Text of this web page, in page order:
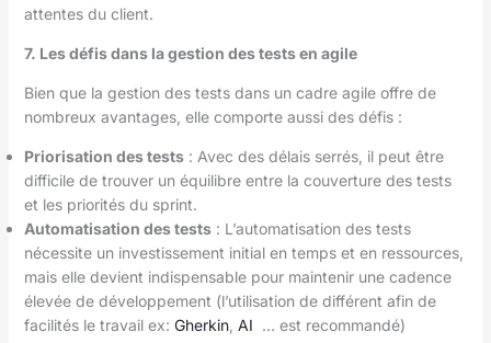
attentes du client.
7. Les défis dans la gestion des tests en agile
Bien que la gestion des tests dans un cadre agile offre de
nombreux avantages, elle comporte aussi des défis :
Priorisation des tests: Avec des délais serrés, il peut être
difficile de trouver un équilibre entre la couverture des tests
et les priorités du sprint.
Automatisation des tests: L’automatisation des tests
nécessite un investissement initial en temps et en ressources,
mais elle devient indispensable pour maintenir une cadence
élevée de développement (l’utilisation de différent afin de
facilités le travail ex: Gherkin, AI … est recommandé)